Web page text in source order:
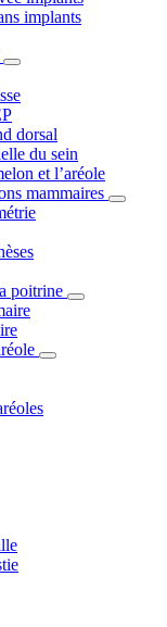
implants
dorsal
du sein
et l’aréole
mammaires
poitrine